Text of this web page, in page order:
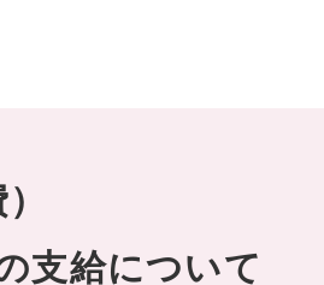
支給について